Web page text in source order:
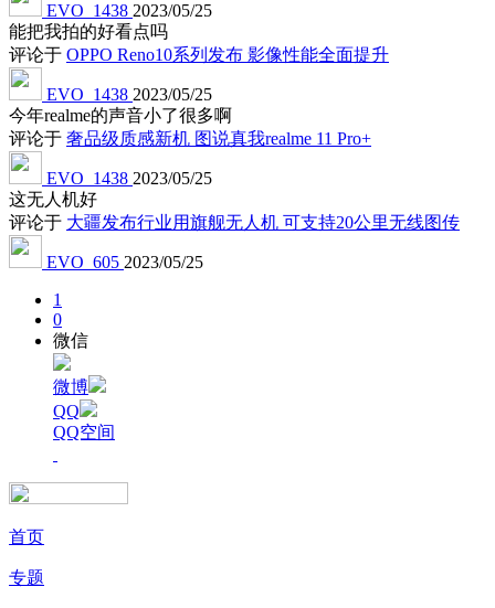
EVO_1438 2023/05/25
能把我拍的好看点吗
评论于 OPPO Reno10系列发布 影像性能全面提升
EVO_1438 2023/05/25
今年realme的声音小了很多啊
评论于 奢品级质感新机 图说真我realme 11 Pro+
EVO_1438 2023/05/25
这无人机好
评论于 大疆发布行业用旗舰无人机 可支持20公里无线图传
EVO_605 2023/05/25
1
0
微信
微博
QQ
QQ空间
首页
专题